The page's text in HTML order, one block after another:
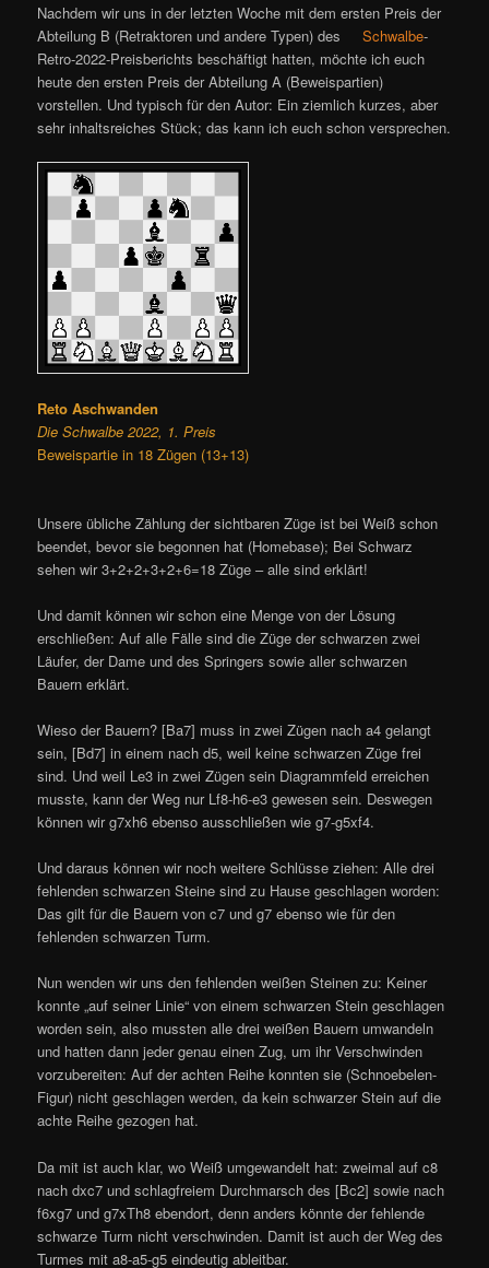
a
v
i
g
a
t
i
Nachdem wir uns in der letzten Woche mit dem ersten Preis der
Abteilung B (Retraktoren und andere Typen) des
Schwalbe-
Retro-2022-Preisberichts beschäftigt hatten, möchte ich euch
heute den ersten Preis der Abteilung A (Beweispartien)
vorstellen. Und typisch für den Autor: Ein ziemlich kurzes, aber
sehr inhaltsreiches Stück; das kann ich euch schon versprechen.
Reto Aschwanden
Die Schwalbe 2022, 1. Preis
Beweispartie in 18 Zügen (13+13)
Unsere übliche Zählung der sichtbaren Züge ist bei Weiß schon
beendet, bevor sie begonnen hat (Homebase); Bei Schwarz
sehen wir 3+2+2+3+2+6=18 Züge – alle sind erklärt!
Und damit können wir schon eine Menge von der Lösung
erschließen: Auf alle Fälle sind die Züge der schwarzen zwei
Läufer, der Dame und des Springers sowie aller schwarzen
Bauern erklärt.
Wieso der Bauern? [Ba7] muss in zwei Zügen nach a4 gelangt
sein, [Bd7] in einem nach d5, weil keine schwarzen Züge frei
sind. Und weil Le3 in zwei Zügen sein Diagrammfeld erreichen
musste, kann der Weg nur Lf8-h6-e3 gewesen sein. Deswegen
können wir g7xh6 ebenso ausschließen wie g7-g5xf4.
Und daraus können wir noch weitere Schlüsse ziehen: Alle drei
fehlenden schwarzen Steine sind zu Hause geschlagen worden:
Das gilt für die Bauern von c7 und g7 ebenso wie für den
fehlenden schwarzen Turm.
Nun wenden wir uns den fehlenden weißen Steinen zu: Keiner
konnte „auf seiner Linie“ von einem schwarzen Stein geschlagen
worden sein, also mussten alle drei weißen Bauern umwandeln
und hatten dann jeder genau einen Zug, um ihr Verschwinden
vorzubereiten: Auf der achten Reihe konnten sie (Schnoebelen-
Figur) nicht geschlagen werden, da kein schwarzer Stein auf die
achte Reihe gezogen hat.
Da mit ist auch klar, wo Weiß umgewandelt hat: zweimal auf c8
nach dxc7 und schlagfreiem Durchmarsch des [Bc2] sowie nach
f6xg7 und g7xTh8 ebendort, denn anders könnte der fehlende
schwarze Turm nicht verschwinden. Damit ist auch der Weg des
Turmes mit a8-a5-g5 eindeutig ableitbar.